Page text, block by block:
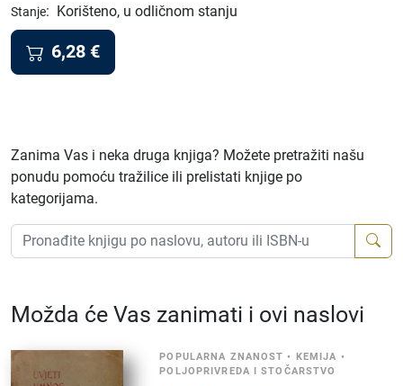
Stanje: Korišteno, u odličnom stanju
6,28 €
Zanima Vas i neka druga knjiga? Možete pretražiti našu
ponudu pomoću tražilice ili prelistati knjige po
kategorijama.
Možda će Vas zanimati i ovi naslovi
POPULARNA ZNANOST • KEMIJA •
POLJOPRIVREDA I STOČARSTVO